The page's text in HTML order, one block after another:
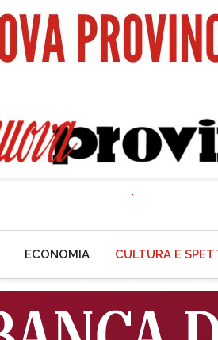
ECONOMIA CULTURA E